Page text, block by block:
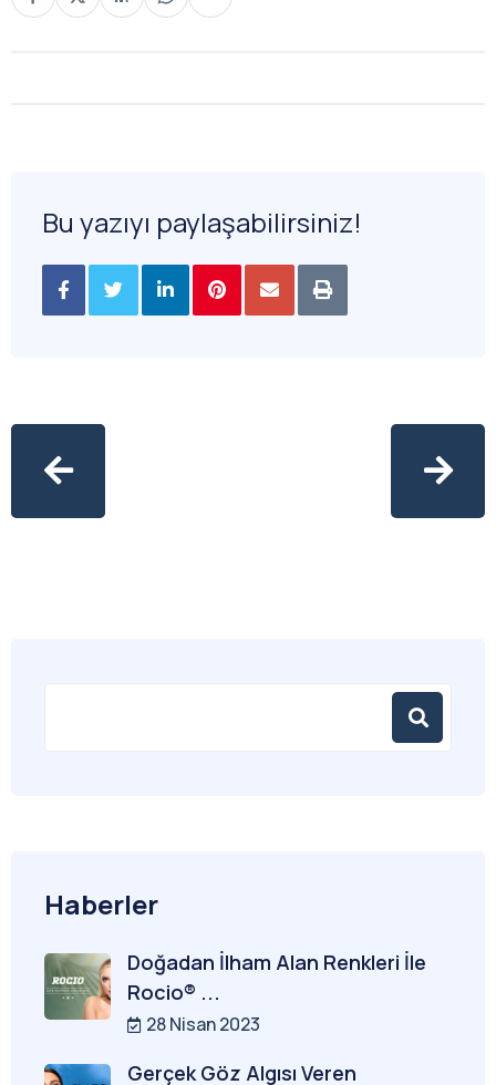
Bu yazıyı paylaşabilirsiniz!
Haberler
Doğadan İlham Alan Renkleri İle
Rocio® ...
28 Nisan 2023
Gerçek Göz Algısı Veren